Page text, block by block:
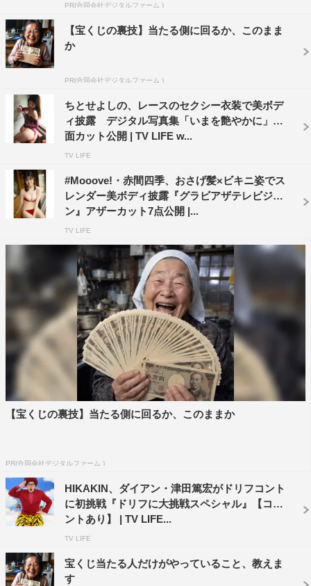
PR(合同会社デジタルファーム )
【宝くじの裏技】当たる側に回るか、このまま
か
PR(合同会社デジタルファーム )
ちとせよしの、レースのセクシー衣装で美ボデ
ィ披露 デジタル写真集「いまを艶やかに」誌
面カット公開 | TV LIFE w...
TV LIFE
#Mooove!・赤間四季、おさげ髪×ビキニ姿でス
レンダー美ボディ披露『グラビアザテレビジョ
ン』アザーカット7点公開 |...
TV LIFE
【宝くじの裏技】当たる側に回るか、このままか
PR(合同会社デジタルファーム )
HIKAKIN、ダイアン・津田篤宏がドリフコント
に初挑戦『ドリフに大挑戦スペシャル』【コメ
ントあり】 | TV LIFE...
TV LIFE
宝くじ当たる人だけがやっていること、教えま
す